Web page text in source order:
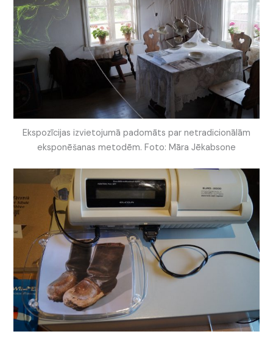
Ekspozīcijas izvietojumā padomāts par netradicionālām
eksponēšanas metodēm. Foto: Māra Jēkabsone